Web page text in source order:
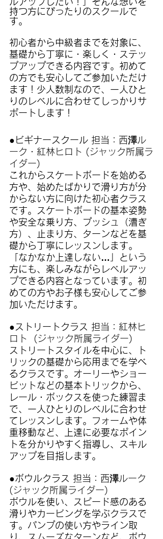
持つ方にぴったりのスクールで
す。
初心者から中級者までを対象に、
基礎から丁寧に・楽しく・ステッ
プアップできる内容です。初めて
の方でも安心してご参加いただけ
ます！少人数制なので、一人ひと
りのレベルに合わせてしっかりサ
ポートします！
●ビギナースクール 担当： 西澤ル
ーク・紅林ヒロト (ジャック所属ラ
イダー)
これからスケートボードを始める
方や、始めたばかりで滑り方が分
からない方に向けた初心者クラス
です。スケートボードの基本姿勢
や安全な乗り方、プッシュ（漕ぎ
方）、止まり方、ターンなどを基
礎から丁寧にレッスンします。
「なかなか上達しない…」という
方にも、楽しみながらレベルアッ
プできる内容となっています。初
めての方やお子様も安心してご参
加いただけます。
●ストリートクラス 担当： 紅林ヒ
ロト  (ジャック所属ライダー)
ストリートスタイルを中心に、ト
リックの基礎から応用までを学べ
るクラスです。オーリーやショー
ビットなどの基本トリックから、
レール・ボックスを使った練習ま
で、一人ひとりのレベルに合わせ
てレッスンします。フォームや体
重移動など、上達に必要なポイン
トを分かりやすく指導し、スキル
アップを目指します。
●ボウルクラス 担当： 西澤ルーク
(ジャック所属ライダー)
ボウルを使い、スピード感のある
滑りやカービングを学ぶクラスで
す。パンプの使い方やライン取
り、スムーズなターンなど、ボウ